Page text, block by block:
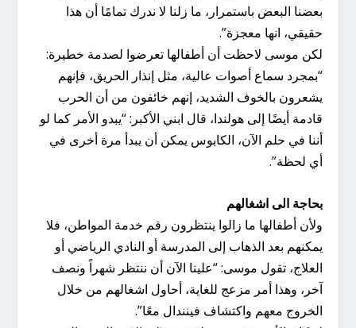
بعضنا البعض باستمرار، ما زلنا لا ندرك تمامًا أن هذا
حقيقي، انها معجزة”.
لكن موسى لاحظت أن أطفالها تعرضوا لصدمة خطيرة:
“بمجرد سماع أصوات عالية، مثل إنذار الحريق، فإنهم
يشعرون بالخوف الشديد، إنهم خائفون من أن الحرب
قادمة أيضًا إلى هولندا، قال ابني الأكبر: “يبدو الأمر كما لو
أننا في حلم الآن، الكابوس يمكن أن يبدأ مرة أخرى في
أي لحظة”.
بحاجة الى اشغالهم
ولأن أطفالها ما زالوا ينتظرون رقم خدمة المواطن، فلا
يمكنهم بعد الذهاب إلى المدرسة أو النادي الرياضي أو
العلاج، تقول موسى: “علينا الآن أن ننتظر شهراً ونصف
آخر، وهذا أمر مزعج للغاية، أحاول اشغالهم من خلال
الخروج معهم واكتشاف فينندال معًا”.